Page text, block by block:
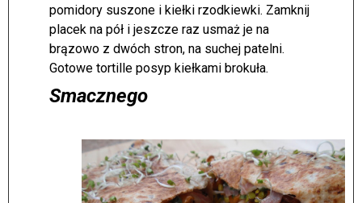
pomidory suszone i kiełki rzodkiewki. Zamknij
placek na pół i jeszcze raz usmaż je na
brązowo z dwóch stron, na suchej patelni.
Gotowe tortille posyp kiełkami brokuła.
Smacznego